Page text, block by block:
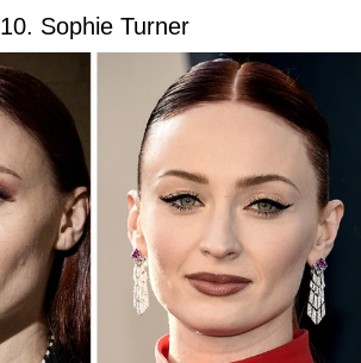
10. Sophie Turner